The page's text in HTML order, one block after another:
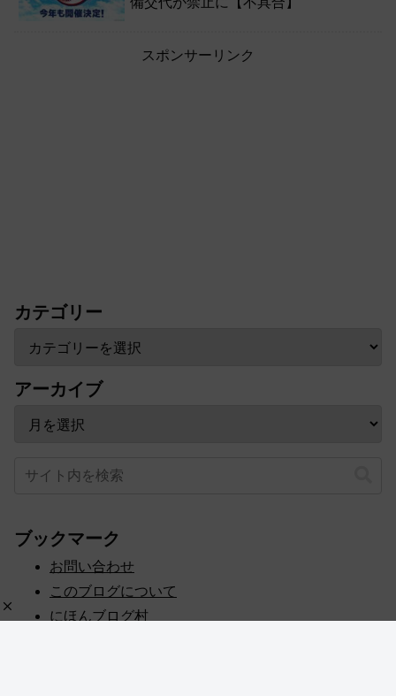
スポンサーリンク
カテゴリー
アーカイブ
ブックマーク
お問い合わせ
このブログについて
にほんブログ村